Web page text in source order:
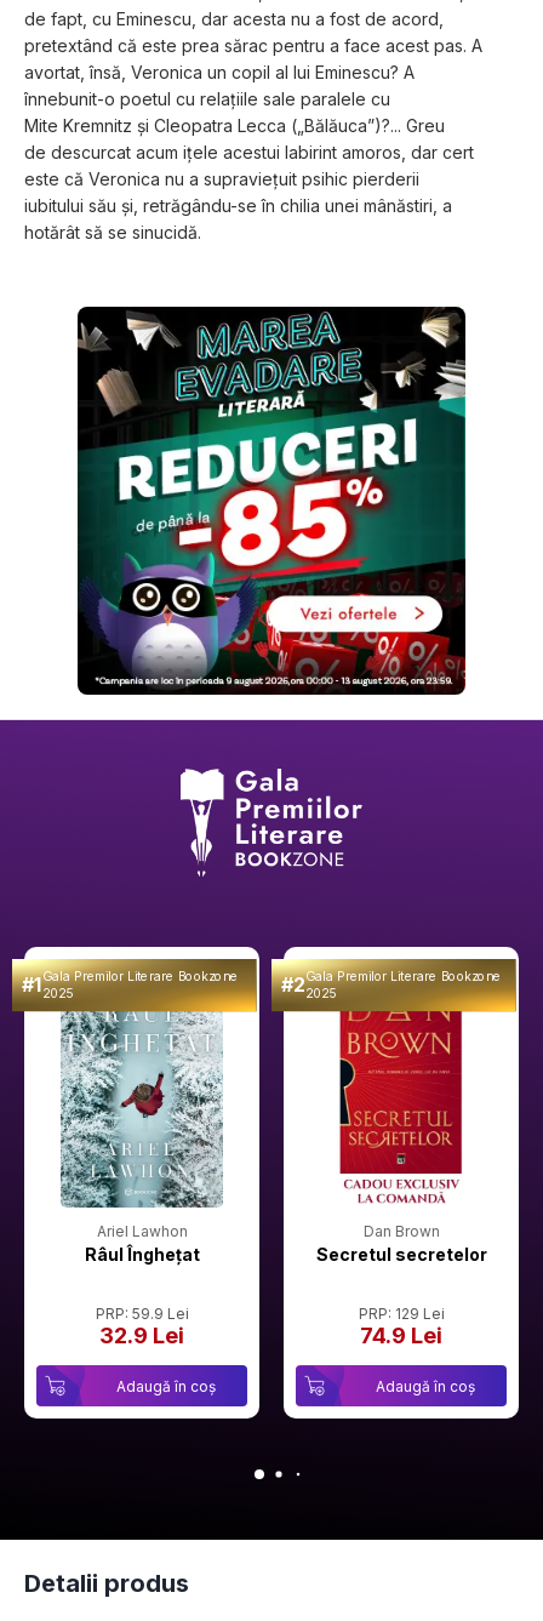
de fapt, cu Eminescu, dar acesta nu a fost de acord,
pretextând că este prea sărac pentru a face acest pas. A
avortat, însă, Veronica un copil al lui Eminescu? A
înnebunit-o poetul cu relațiile sale paralele cu
Mite Kremnitz și Cleopatra Lecca („Bălăuca”)?... Greu
de descurcat acum ițele acestui labirint amoros, dar cert
este că Veronica nu a supraviețuit psihic pierderii
iubitului său și, retrăgându-se în chilia unei mânăstiri, a
hotărât să se sinucidă.
#1Gala Premilor Literare Bookzone
2025
Ariel Lawhon
Râul Înghețat
PRP: 59.9 Lei
32.9 Lei
Adaugă în coș
#2Gala Premilor Literare Bookzone
2025
Dan Brown
Secretul secretelor
PRP: 129 Lei
74.9 Lei
Adaugă în coș
Detalii produs